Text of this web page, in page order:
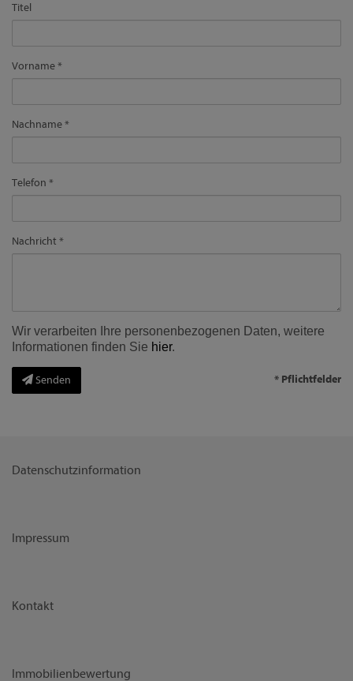
Titel
Vorname
Nachname
Telefon
Nachricht
Wir verarbeiten Ihre personenbezogenen Daten, weitere
Informationen finden Sie hier.
Senden * Pflichtfelder
Datenschutzinformation
Impressum
Kontakt
Immobilienbewertung